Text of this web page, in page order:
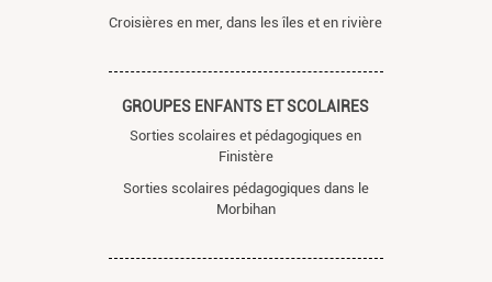
Croisières en mer, dans les îles et en rivière
GROUPES ENFANTS ET SCOLAIRES
Sorties scolaires et pédagogiques en
Finistère
Sorties scolaires pédagogiques dans le
Morbihan